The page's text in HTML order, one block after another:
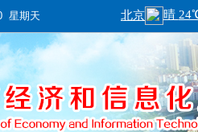
星期天